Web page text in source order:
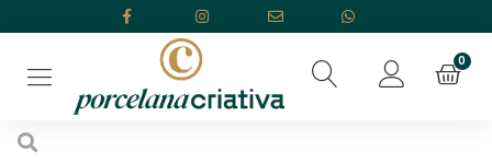
OUTLET/ Colher Grande 11cm Segunda Linha